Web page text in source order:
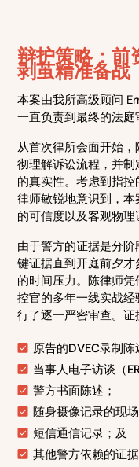
辩护策略：前
剥茧精准备战
本案由我所高级顾问
一直负责到最终的法庭
从首次律所会面开始
彻理解诉讼流程，并
的真实性。考虑到指
律师敏锐地意识到，
的可信度以及客观物理
由于警方的证据是分
键证据直到开庭前夕
的时间压力。陈律师
控官的多年一线实战
行了逐一严密审查。证
原告的DVEC录制陈
当事人电子访谈（
警方书面陈述；
随身摄像记录的现场
短信通信记录；及
其他警方依赖的证据